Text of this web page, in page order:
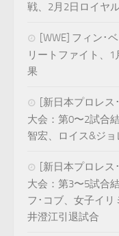
戦、2月2日ロイヤ
[WWE] フィン･
リートファイト、1
果
[新日本プロレス
大会：第0〜2試合
智宏、ロイス&ジョ
[新日本プロレス
大会：第3〜5試合
フ･コブ、女子イリ
井澄江引退試合